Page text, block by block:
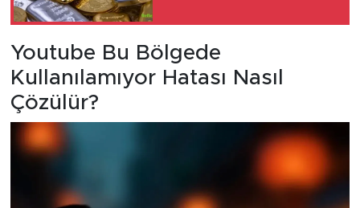
Youtube Bu Bölgede
Kullanılamıyor Hatası Nasıl
Çözülür?